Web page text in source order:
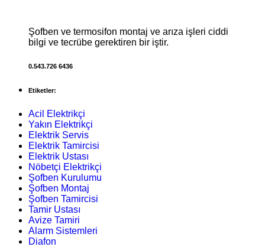
Şofben ve termosifon montaj ve arıza işleri ciddi
bilgi ve tecrübe gerektiren bir iştir.
0.543.726 6436
Etiketler:
Acil Elektrikçi
Yakın Elektrikçi
Elektrik Servis
Elektrik Tamircisi
Elektrik Ustası
Nöbetçi Elektrikçi
Şofben Kurulumu
Şofben Montaj
Şofben Tamircisi
Tamir Ustası
Avize Tamiri
Alarm Sistemleri
Diafon